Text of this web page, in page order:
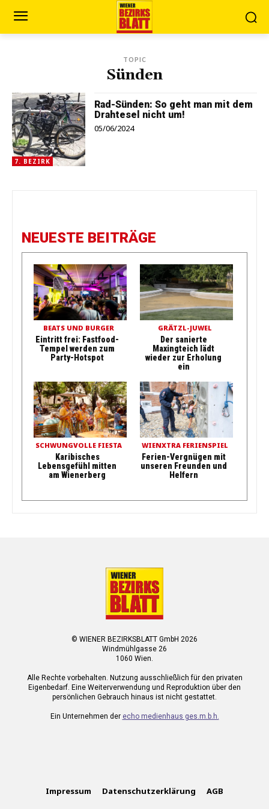
TOPIC
Sünden
7. BEZIRK
Rad-Sünden: So geht man mit dem
Drahtesel nicht um!
05/06/2024
NEUESTE BEITRÄGE
BEATS UND BURGER
Eintritt frei: Fastfood-
Tempel werden zum
Party-Hotspot
GRÄTZL-JUWEL
Der sanierte
Maxingteich lädt
wieder zur Erholung
ein
SCHWUNGVOLLE FIESTA
Karibisches
Lebensgefühl mitten
am Wienerberg
WIENXTRA FERIENSPIEL
Ferien-Vergnügen mit
unseren Freunden und
Helfern
© WIENER BEZIRKSBLATT GmbH 2026
Windmühlgasse 26
1060 Wien.
Alle Rechte vorbehalten. Nutzung ausschließlich für den privaten
Eigenbedarf. Eine Weiterverwendung und Reproduktion über den
persönlichen Gebrauch hinaus ist nicht gestattet.
Ein Unternehmen der echo medienhaus ges.m.b.h.
Impressum Datenschutzerklärung AGB